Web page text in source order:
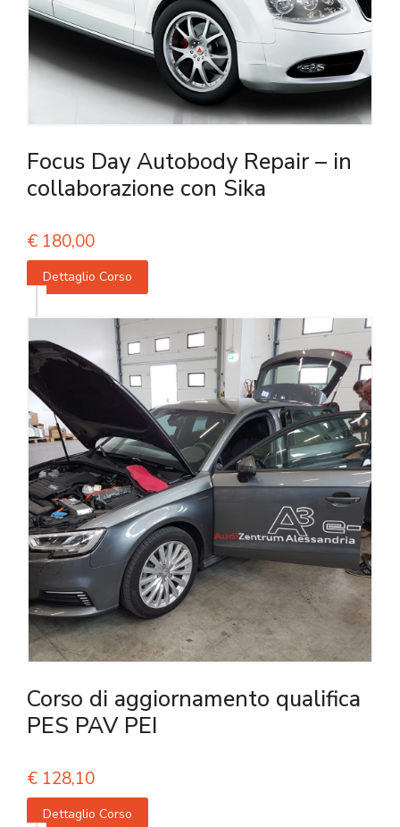
Focus Day Autobody Repair – in
collaborazione con Sika
€ 180,00
Dettaglio Corso
Corso di aggiornamento qualifica
PES PAV PEI
€ 128,10
Dettaglio Corso